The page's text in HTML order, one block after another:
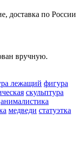
доставка по России
вручную.
лежащий фигура
скульптура
анималистика
медведи статуэтка